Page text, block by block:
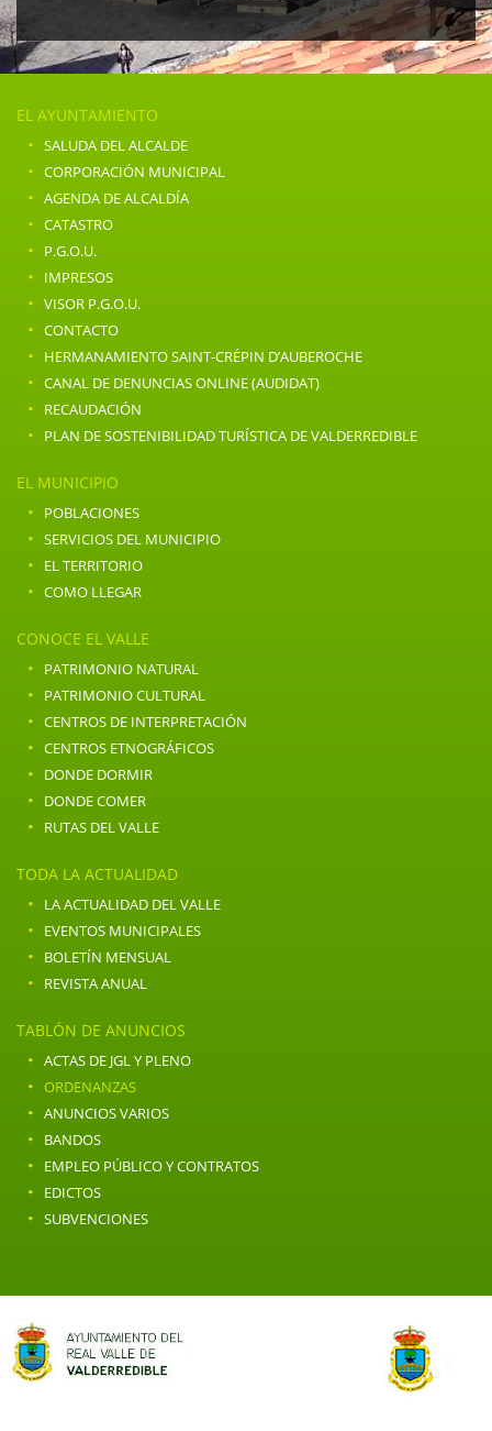
EL AYUNTAMIENTO
· SALUDA DEL ALCALDE
· CORPORACIÓN MUNICIPAL
· AGENDA DE ALCALDÍA
· CATASTRO
· P.G.O.U.
· IMPRESOS
· VISOR P.G.O.U.
· CONTACTO
· HERMANAMIENTO SAINT-CRÉPIN D’AUBEROCHE
· CANAL DE DENUNCIAS ONLINE (AUDIDAT)
· RECAUDACIÓN
· PLAN DE SOSTENIBILIDAD TURÍSTICA DE VALDERREDIBLE
EL MUNICIPIO
· POBLACIONES
· SERVICIOS DEL MUNICIPIO
· EL TERRITORIO
· COMO LLEGAR
CONOCE EL VALLE
· PATRIMONIO NATURAL
· PATRIMONIO CULTURAL
· CENTROS DE INTERPRETACIÓN
· CENTROS ETNOGRÁFICOS
· DONDE DORMIR
· DONDE COMER
· RUTAS DEL VALLE
TODA LA ACTUALIDAD
· LA ACTUALIDAD DEL VALLE
· EVENTOS MUNICIPALES
· BOLETÍN MENSUAL
· REVISTA ANUAL
TABLÓN DE ANUNCIOS
· ACTAS DE JGL Y PLENO
· ORDENANZAS
· ANUNCIOS VARIOS
· BANDOS
· EMPLEO PÚBLICO Y CONTRATOS
· EDICTOS
· SUBVENCIONES